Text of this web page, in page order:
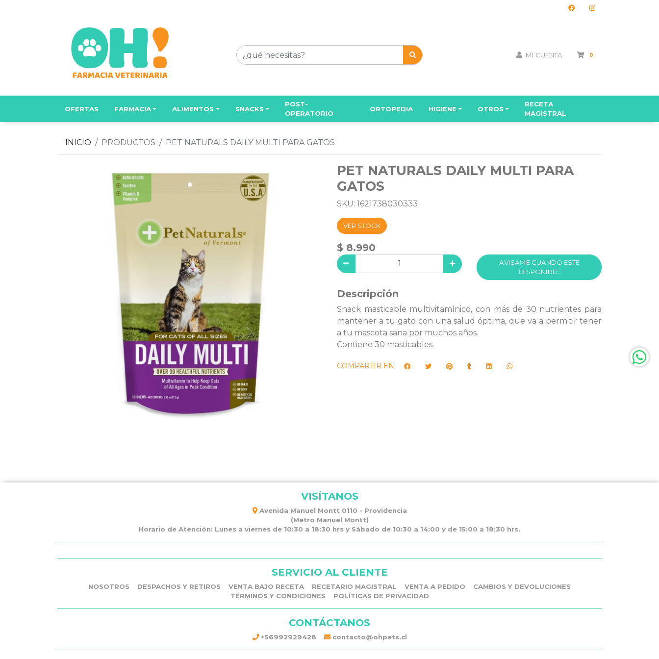
MI CUENTA 0
OFERTAS FARMACIA ALIMENTOS SNACKS
POST-
OPERATORIO
ORTOPEDIA HIGIENE OTROS
RECETA
MAGISTRAL
INICIO PRODUCTOS PET NATURALS DAILY MULTI PARA GATOS
PET NATURALS DAILY MULTI PARA
GATOS
SKU: 1621738030333
VER STOCK
$ 8.990
AVISAME CUANDO ESTE
DISPONIBLE
Descripción
Snack masticable multivitamínico, con más de 30 nutrientes para
mantener a tu gato con una salud óptima, que va a permitir tener
a tu mascota sana por muchos años.
Contiene 30 masticables.
COMPARTIR EN:
VISÍTANOS
Avenida Manuel Montt 0110 - Providencia
(Metro Manuel Montt)
Horario de Atención: Lunes a viernes de 10:30 a 18:30 hrs y Sábado de 10:30 a 14:00 y de 15:00 a 18:30 hrs.
SERVICIO AL CLIENTE
NOSOTROS DESPACHOS Y RETIROS VENTA BAJO RECETA RECETARIO MAGISTRAL VENTA A PEDIDO
CAMBIOS Y DEVOLUCIONES
TÉRMINOS Y CONDICIONES
POLÍTICAS DE PRIVACIDAD
CONTÁCTANOS
+56992929428 contacto@ohpets.cl